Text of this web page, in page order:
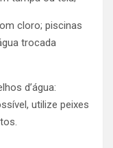
cloro; piscinas
trocada
d’água:
utilize peixes